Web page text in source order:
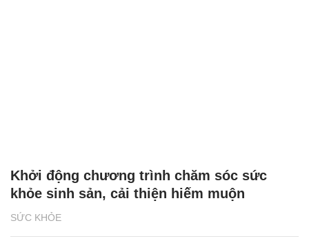
SỨC KHỎE
Khởi động chương trình chăm sóc sức
khỏe sinh sản, cải thiện hiếm muộn